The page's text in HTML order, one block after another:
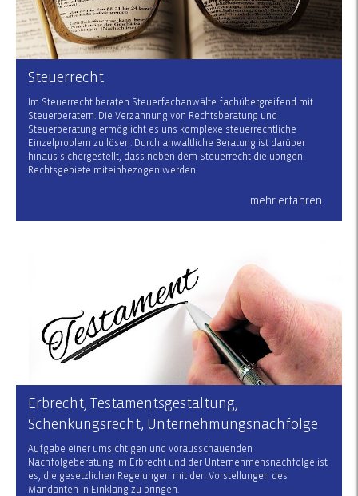
Steuerrecht
Im Steuerrecht beraten Steuerfachanwälte fachübergreifend mit
Steuerberatern. Die Verzahnung von Rechtsberatung und
Steuerberatung ermöglicht es uns komplexe steuerrechtliche
Einzelproblem zu lösen. Durch anwaltliche Beratung ist darüber
hinaus sichergestellt, dass neben dem Steuerrecht die übrigen
Rechtsgebiete miteinbezogen werden.
mehr erfahren
Erbrecht, Testamentsgestaltung,
Schenkungsrecht, Unternehmungsnachfolge
Aufgabe einer umsichtigen und vorausschauenden
Nachfolgeberatung im Erbrecht und der Unternehmensnachfolge ist
es, die gesetzlichen Regelungen mit den Vorstellungen des
Mandanten in Einklang zu bringen.